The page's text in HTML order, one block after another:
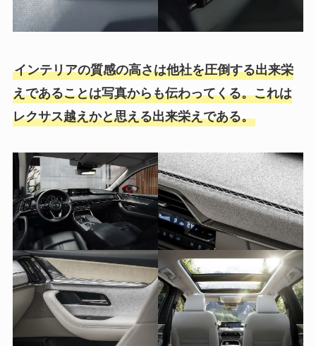
インテリアの質感の高さは他社を圧倒する出来栄
えであることは写真からも伝わってくる。これは
レクサス越えかと思える出来栄えである。